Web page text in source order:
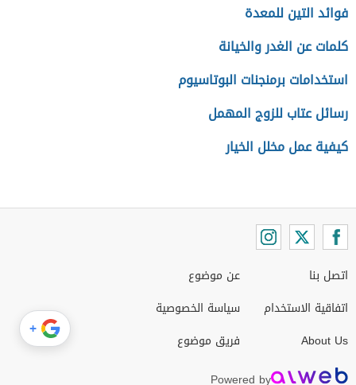
فوائد التين للمعدة
كلمات عن الغدر والخيانة
استخدامات برمنجنات البوتاسيوم
رسائل عتاب للزوج المهمل
كيفية عمل مخلل الخيار
اتصل بنا
اتفاقية الاستخدام
About Us
عن موضوع
سياسة الخصوصية
فريق موضوع
Powered by
+